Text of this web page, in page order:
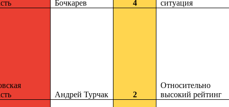
Бочкарев
4
ситуация
Андрей Турчак 2
Относительно
высокий рейтинг